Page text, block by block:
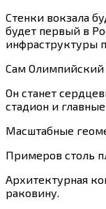
Стенки вокзала
будет первый в
инфраструктуры
Сам Олимпийский
Он станет
стадион и
Масштабные
Примеров столь
Архитектурная
раковину.